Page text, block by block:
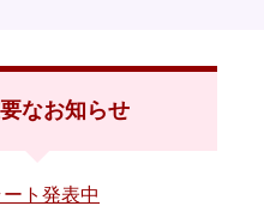
なお知らせ
ト発表中